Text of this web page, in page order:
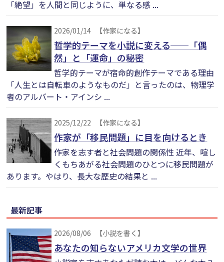
「絶望」を人間と同じように、単なる感 ...
2026/01/14 【作家になる】
哲学的テーマを小説に変える──「偶
然」と「運命」の秘密
哲学的テーマが宿命的創作テーマである理由
「人生とは自転車のようなものだ」と言ったのは、物理学
者のアルバート・アインシ ...
2025/12/22 【作家になる】
作家が「移民問題」に目を向けるとき
作家を志す者と社会問題の関係性 近年、喧し
くもちあがる社会問題のひとつに移民問題が
あります。やはり、長大な歴史の結果と ...
最新記事
2026/08/06 【小説を書く】
あなたの知らないアメリカ文学の世界